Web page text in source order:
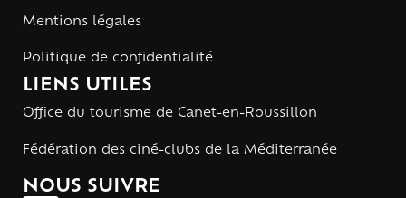
Mentions légales
Politique de confidentialité
LIENS UTILES
Office du tourisme de Canet-en-Roussillon
Fédération des ciné-clubs de la Méditerranée
NOUS SUIVRE